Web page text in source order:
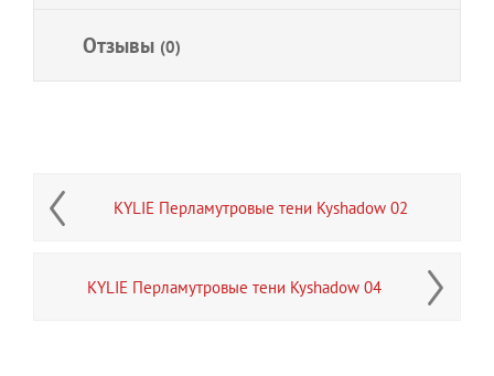
Отзывы (0)
KYLIE Перламутровые тени Kyshadow 02
KYLIE Перламутровые тени Kyshadow 04